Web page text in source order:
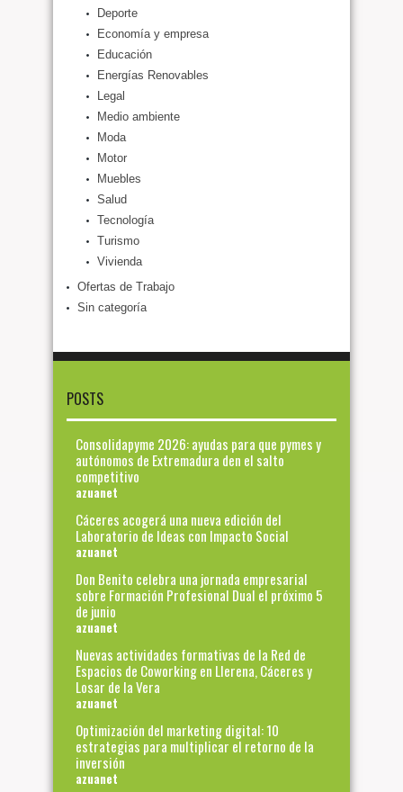
Deporte
Economía y empresa
Educación
Energías Renovables
Legal
Medio ambiente
Moda
Motor
Muebles
Salud
Tecnología
Turismo
Vivienda
Ofertas de Trabajo
Sin categoría
POSTS
Consolidapyme 2026: ayudas para que pymes y
autónomos de Extremadura den el salto
competitivo
azuanet
Cáceres acogerá una nueva edición del
Laboratorio de Ideas con Impacto Social
azuanet
Don Benito celebra una jornada empresarial
sobre Formación Profesional Dual el próximo 5
de junio
azuanet
Nuevas actividades formativas de la Red de
Espacios de Coworking en Llerena, Cáceres y
Losar de la Vera
azuanet
Optimización del marketing digital: 10
estrategias para multiplicar el retorno de la
inversión
azuanet